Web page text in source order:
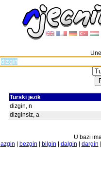
Turski jezik
dizgin, n
dizginsiz, a
U bazi
azgin bezgin bilgin dalgin dargin